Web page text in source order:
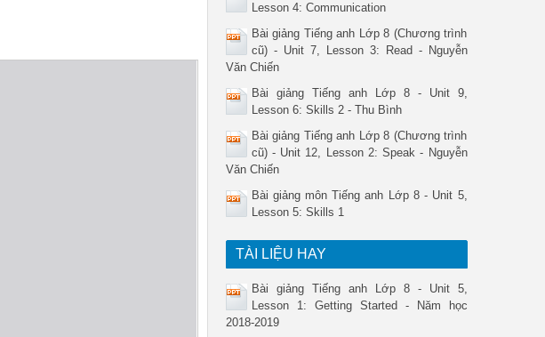
Lesson 4: Communication
Bài giảng Tiếng anh Lớp 8 (Chương trình
cũ) - Unit 7, Lesson 3: Read - Nguyễn
Văn Chiến
Bài giảng Tiếng anh Lớp 8 - Unit 9,
Lesson 6: Skills 2 - Thu Bình
Bài giảng Tiếng anh Lớp 8 (Chương trình
cũ) - Unit 12, Lesson 2: Speak - Nguyễn
Văn Chiến
Bài giảng môn Tiếng anh Lớp 8 - Unit 5,
Lesson 5: Skills 1
TÀI LIỆU HAY
Bài giảng Tiếng anh Lớp 8 - Unit 5,
Lesson 1: Getting Started - Năm học
2018-2019